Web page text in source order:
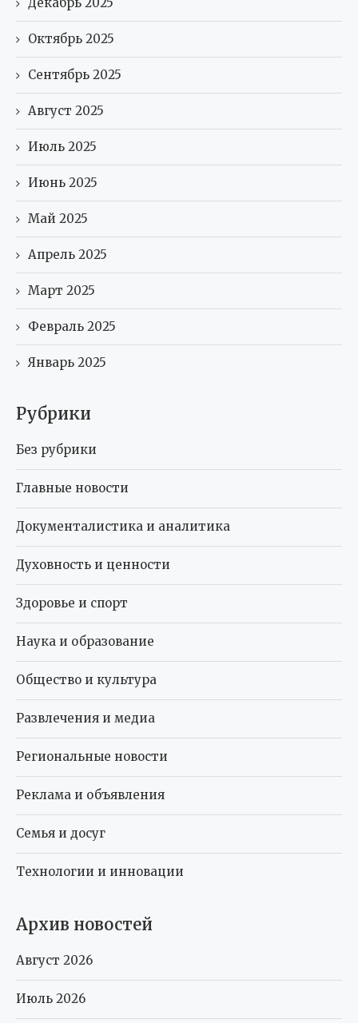
Октябрь 2025
Сентябрь 2025
Август 2025
Июль 2025
Июнь 2025
Май 2025
Апрель 2025
Март 2025
Февраль 2025
Январь 2025
Рубрики
Без рубрики
Главные новости
Документалистика и аналитика
Духовность и ценности
Здоровье и спорт
Наука и образование
Общество и культура
Развлечения и медиа
Региональные новости
Реклама и объявления
Семья и досуг
Технологии и инновации
Архив новостей
Август 2026
Июль 2026